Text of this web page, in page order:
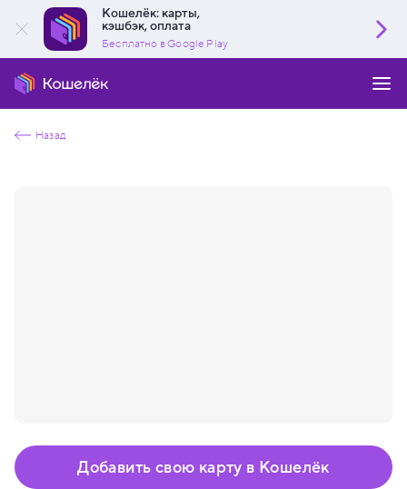
Кошелёк: карты,
кэшбэк, оплата
Бесплатно в Google Play
Назад
Добавить свою карту в Кошелёк